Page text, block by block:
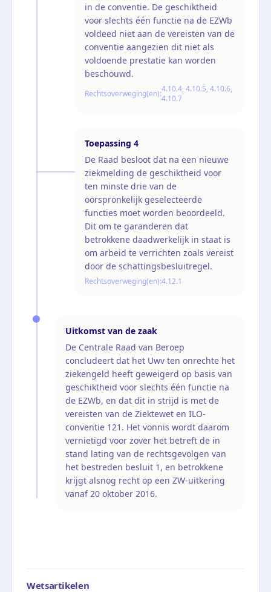
in de conventie. De geschiktheid
voor slechts één functie na de EZWb
voldeed niet aan de vereisten van de
conventie aangezien dit niet als
voldoende prestatie kan worden
beschouwd.
Rechtsoverweging(en):4.10.4, 4.10.5, 4.10.6,
4.10.7
Toepassing 4
De Raad besloot dat na een nieuwe
ziekmelding de geschiktheid voor
ten minste drie van de
oorspronkelijk geselecteerde
functies moet worden beoordeeld.
Dit om te garanderen dat
betrokkene daadwerkelijk in staat is
om arbeid te verrichten zoals vereist
door de schattingsbesluitregel.
Rechtsoverweging(en):4.12.1
Uitkomst van de zaak
De Centrale Raad van Beroep
concludeert dat het Uwv ten onrechte het
ziekengeld heeft geweigerd op basis van
geschiktheid voor slechts één functie na
de EZWb, en dat dit in strijd is met de
vereisten van de Ziektewet en ILO-
conventie 121. Het vonnis wordt daarom
vernietigd voor zover het betreft de in
stand lating van de rechtsgevolgen van
het bestreden besluit 1, en betrokkene
krijgt alsnog recht op een ZW-uitkering
vanaf 20 oktober 2016.
Wetsartikelen